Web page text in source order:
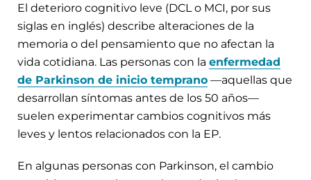
El deterioro cognitivo leve (DCL o MCI, por sus
siglas en inglés) describe alteraciones de la
memoria o del pensamiento que no afectan la
vida cotidiana. Las personas con la enfermedad
de Parkinson de inicio temprano —aquellas que
desarrollan síntomas antes de los 50 años—
suelen experimentar cambios cognitivos más
leves y lentos relacionados con la EP.
En algunas personas con Parkinson, el cambio